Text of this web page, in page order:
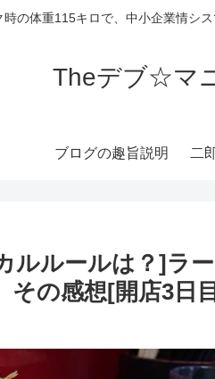
時の体重115キロで、中小企業情シ
Theデブ☆マ
ブログの趣旨説明 二
ルルールは？]ラ
の感想[開店3日